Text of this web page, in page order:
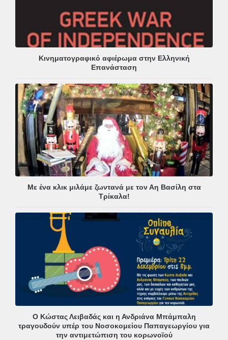
Κινηματογραφικό αφιέρωμα στην Ελληνική
Επανάσταση
Με ένα κλικ μιλάμε ζωντανά με τον Αη Βασίλη στα
Τρίκαλα!
Ο Κώστας Λειβαδάς και η Ανδριάνα Μπάμπαλη
τραγουδούν υπέρ του Νοσοκομείου Παπαγεωργίου για
την αντιμετώπιση του κορωνοϊού